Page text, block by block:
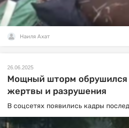
Наиля Ахат
26.06.2025
Мощный шторм обрушился
жертвы и разрушения
В соцсетях появились кадры